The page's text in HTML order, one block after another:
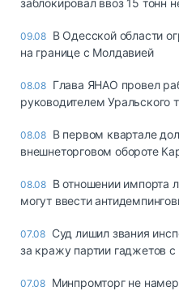
заблокировал ввоз 15 тонн
09.08 В Одесской области
на границе с Молдавией
08.08 Глава ЯНАО провел
руководителем Уральского
08.08 В первом квартале
внешнеторговом обороте
08.08 В отношении импорта
могут ввести
07.08 Суд лишил звания
за кражу партии гаджетов
07.08 Минпромторг не